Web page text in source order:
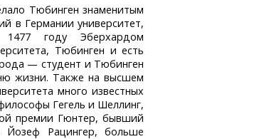
Тюбинген знаменитым
в Германии университет,
году Эберхардом
Тюбинген и есть
— студент и Тюбинген
жизни. Также на высшем
много известных
Гегель и Шеллинг,
премии Гюнтер, бывший
Йозеф Рацингер, больше